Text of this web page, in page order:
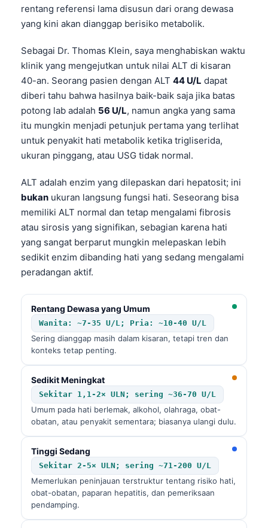
rentang referensi lama disusun dari orang dewasa
yang kini akan dianggap berisiko metabolik.
Sebagai Dr. Thomas Klein, saya menghabiskan waktu
klinik yang mengejutkan untuk nilai ALT di kisaran
40-an. Seorang pasien dengan ALT 44 U/L dapat
diberi tahu bahwa hasilnya baik-baik saja jika batas
potong lab adalah 56 U/L, namun angka yang sama
itu mungkin menjadi petunjuk pertama yang terlihat
untuk penyakit hati metabolik ketika trigliserida,
ukuran pinggang, atau USG tidak normal.
ALT adalah enzim yang dilepaskan dari hepatosit; ini
bukan ukuran langsung fungsi hati. Seseorang bisa
memiliki ALT normal dan tetap mengalami fibrosis
atau sirosis yang signifikan, sebagian karena hati
yang sangat berparut mungkin melepaskan lebih
sedikit enzim dibanding hati yang sedang mengalami
peradangan aktif.
Rentang Dewasa yang Umum
Wanita: ~7-35 U/L; Pria: ~10-40 U/L
Sering dianggap masih dalam kisaran, tetapi tren dan
konteks tetap penting.
Sedikit Meningkat
Sekitar 1,1-2× ULN; sering ~36-70 U/L
Umum pada hati berlemak, alkohol, olahraga, obat-
obatan, atau penyakit sementara; biasanya ulangi dulu.
Tinggi Sedang
Sekitar 2-5× ULN; sering ~71-200 U/L
Memerlukan peninjauan terstruktur tentang risiko hati,
obat-obatan, paparan hepatitis, dan pemeriksaan
pendamping.